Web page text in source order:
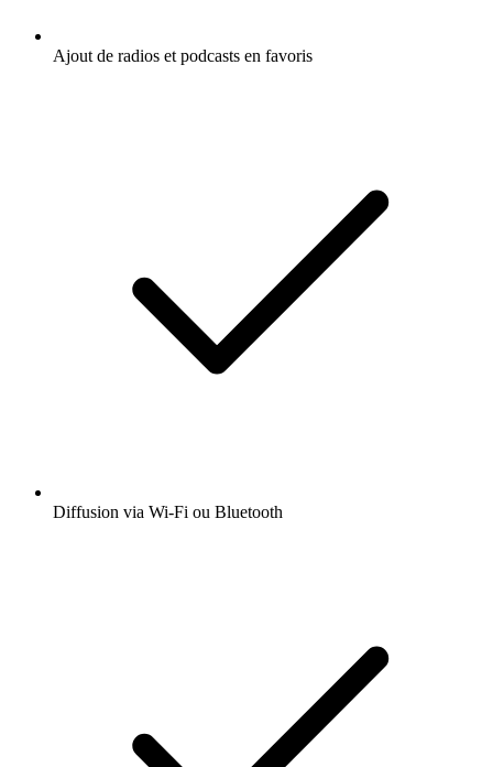
Ajout de radios et podcasts en favoris
Diffusion via Wi-Fi ou Bluetooth